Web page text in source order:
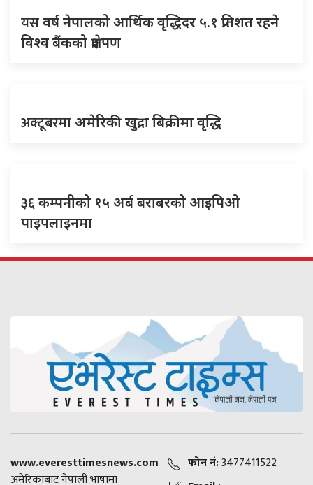
यसवर्ष नेपालको आर्थिक वृद्धिदर ५.१ प्रतिशत रहने
विश्व बैंकको प्रक्षेपण
अक्टूबरमाअमेरिकी खुद्रा बिक्रीमा वृद्धि
३६कम्पनीको १५ अर्ब बराबरको आइपिओ
पाइपलाइनमा
www.everesttimesnews.com
अमेरिकाबाट नेपाली भाषामा
फोन नं:3477411522